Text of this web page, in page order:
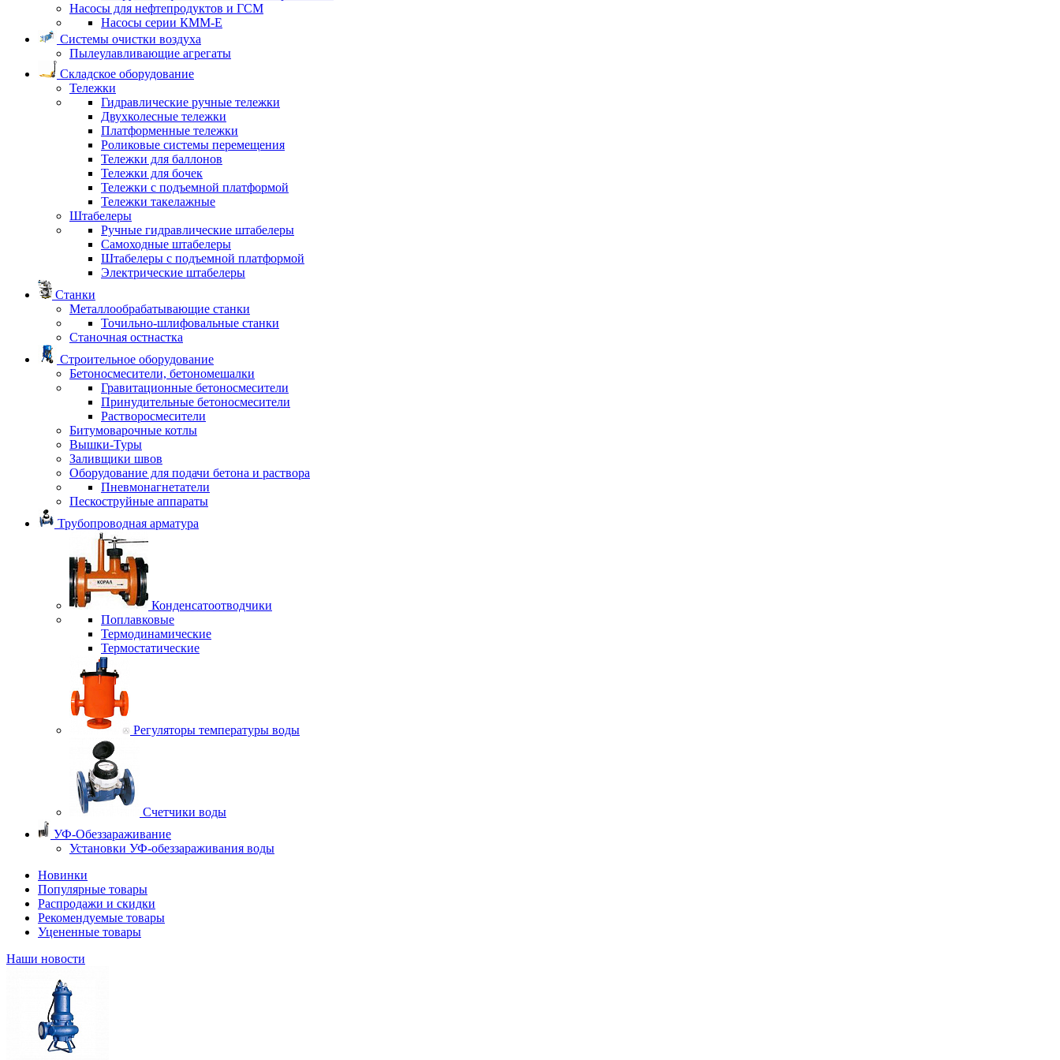
Насосы для нефтепродуктов и ГСМ
Насосы серии КММ-Е
Системы очистки воздуха
Пылеулавливающие агрегаты
Складское оборудование
Тележки
Гидравлические ручные тележки
Двухколесные тележки
Платформенные тележки
Роликовые системы перемещения
Тележки для баллонов
Тележки для бочек
Тележки с подъемной платформой
Тележки такелажные
Штабелеры
Ручные гидравлические штабелеры
Самоходные штабелеры
Штабелеры с подъемной платформой
Электрические штабелеры
Станки
Металлообрабатывающие станки
Точильно-шлифовальные станки
Станочная остнастка
Строительное оборудование
Бетоносмесители, бетономешалки
Гравитационные бетоносмесители
Принудительные бетоносмесители
Растворосмесители
Битумоварочные котлы
Вышки-Туры
Заливщики швов
Оборудование для подачи бетона и раствора
Пневмонагнетатели
Пескоструйные аппараты
Трубопроводная арматура
Конденсатоотводчики
Поплавковые
Термодинамические
Термостатические
Регуляторы температуры воды
Счетчики воды
УФ-Обеззараживание
Установки УФ-обеззараживания воды
Новинки
Популярные товары
Распродажи и скидки
Рекомендуемые товары
Уцененные товары
Наши новости